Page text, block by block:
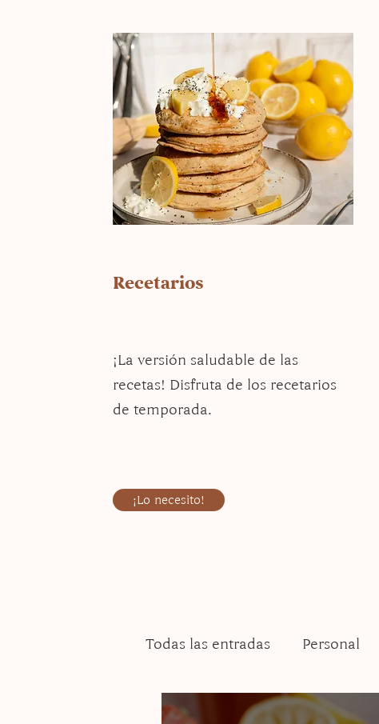
Recetarios
¡La versión saludable de las
recetas! Disfruta de los recetarios
de temporada.
¡Lo necesito!
Todas las entradas Personal
Side dishes Navidad